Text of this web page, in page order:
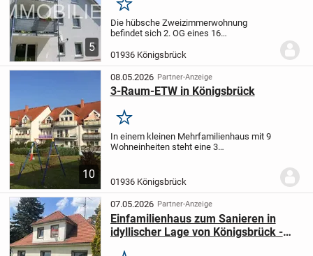
5
Merken
Die hübsche Zweizimmerwohnung
befindet sich 2. OG eines 16
erbaut und liegt in einer ruhigen
Anliegerstraße direkt am Wald. Im Keller
hat man auch die Möglichkeit...
01936 Königsbrück
10
08.05.2026 Partner-Anzeige
3-Raum-ETW in Königsbrück
Merken
In einem kleinen Mehrfamilienhaus mit 9
Wohneinheiten steht eine 3
Objekt wird größtenteils von langjährigen
Mietern bewohnt. Zu...
01936 Königsbrück
07.05.2026 Partner-Anzeige
Einfamilienhaus zum Sanieren in
idyllischer Lage von Königsbrück -